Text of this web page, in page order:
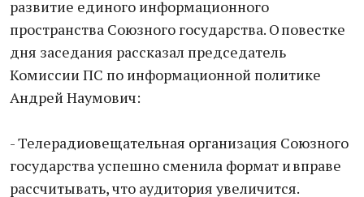
развитие единого информационного
пространства Союзного государства. О повестке
дня заседания рассказал председатель
Комиссии ПС по информационной политике
Андрей Наумович:
- Телерадиовещательная организация Союзного
государства успешно сменила формат и вправе
рассчитывать, что аудитория увеличится.